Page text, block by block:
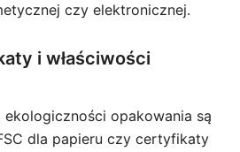
czy elektronicznej.
i właściwości
opakowania są
dla papieru czy certyfikaty